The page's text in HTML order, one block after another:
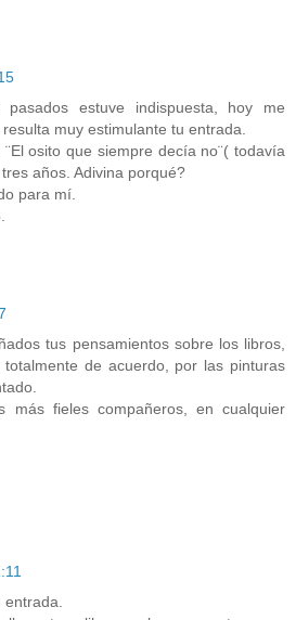
estuve indispuesta, hoy me
muy estimulante tu entrada.
osito que siempre decía no¨( todavía
años. Adivina porqué?
para mí.
tus pensamientos sobre los libros,
de acuerdo, por las pinturas
más fieles compañeros, en cualquier
entrada.